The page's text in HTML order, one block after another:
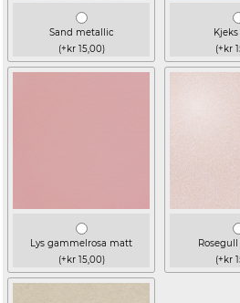
Sand metallic
(+kr 15,00)
(+kr
Lys gammelrosa matt
(+kr 15,00)
(+kr